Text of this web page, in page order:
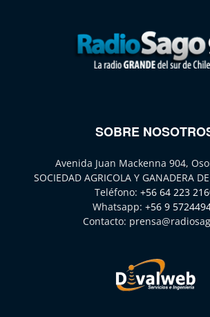
SOBRE
Avenida Juan Mackenna 904,
SOCIEDAD AGRICOLA Y GANADERA
Teléfono: +56 64 223
Whatsapp: +56 9
Contacto: